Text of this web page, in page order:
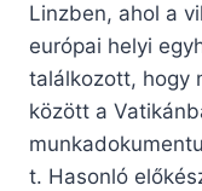
Linzben, ahol a
európai helyi
találkozott, hogy
között a
t. Hasonló